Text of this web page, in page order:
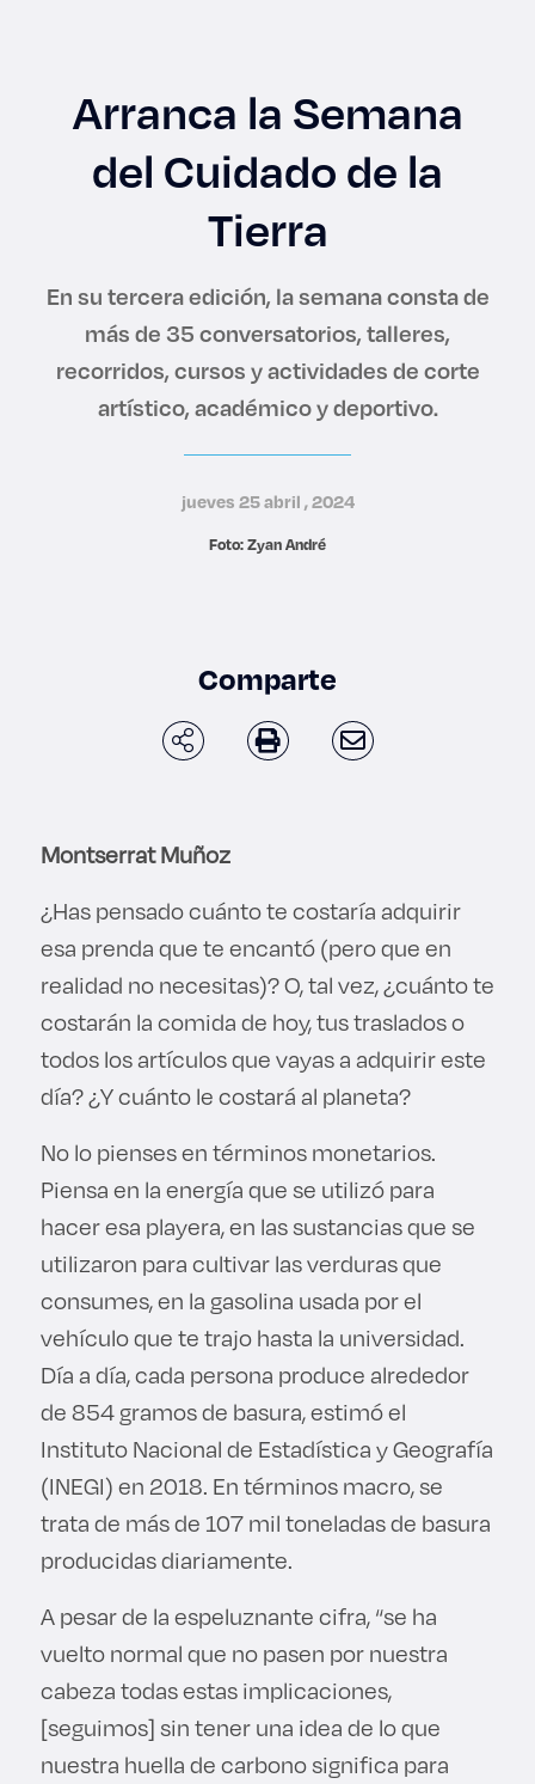
Derecho
Lo más buscado
Sustentabilidad
Arranca la Semana
del Cuidado de la
Tierra
En su tercera edición, la semana consta de
más de 35 conversatorios, talleres,
recorridos, cursos y actividades de corte
artístico, académico y deportivo.
jueves 25 abril , 2024
Foto: Zyan André
Comparte
Montserrat Muñoz
¿Has pensado cuánto te costaría adquirir
esa prenda que te encantó (pero que en
realidad no necesitas)? O, tal vez, ¿cuánto te
costarán la comida de hoy, tus traslados o
todos los artículos que vayas a adquirir este
día? ¿Y cuánto le costará al planeta?
No lo pienses en términos monetarios.
Piensa en la energía que se utilizó para
hacer esa playera, en las sustancias que se
utilizaron para cultivar las verduras que
consumes, en la gasolina usada por el
vehículo que te trajo hasta la universidad.
Día a día, cada persona produce alrededor
de 854 gramos de basura, estimó el
Instituto Nacional de Estadística y Geografía
(INEGI) en 2018. En términos macro, se
trata de más de 107 mil toneladas de basura
producidas diariamente.
A pesar de la espeluznante cifra, “se ha
vuelto normal que no pasen por nuestra
cabeza todas estas implicaciones,
[seguimos] sin tener una idea de lo que
nuestra huella de carbono significa para